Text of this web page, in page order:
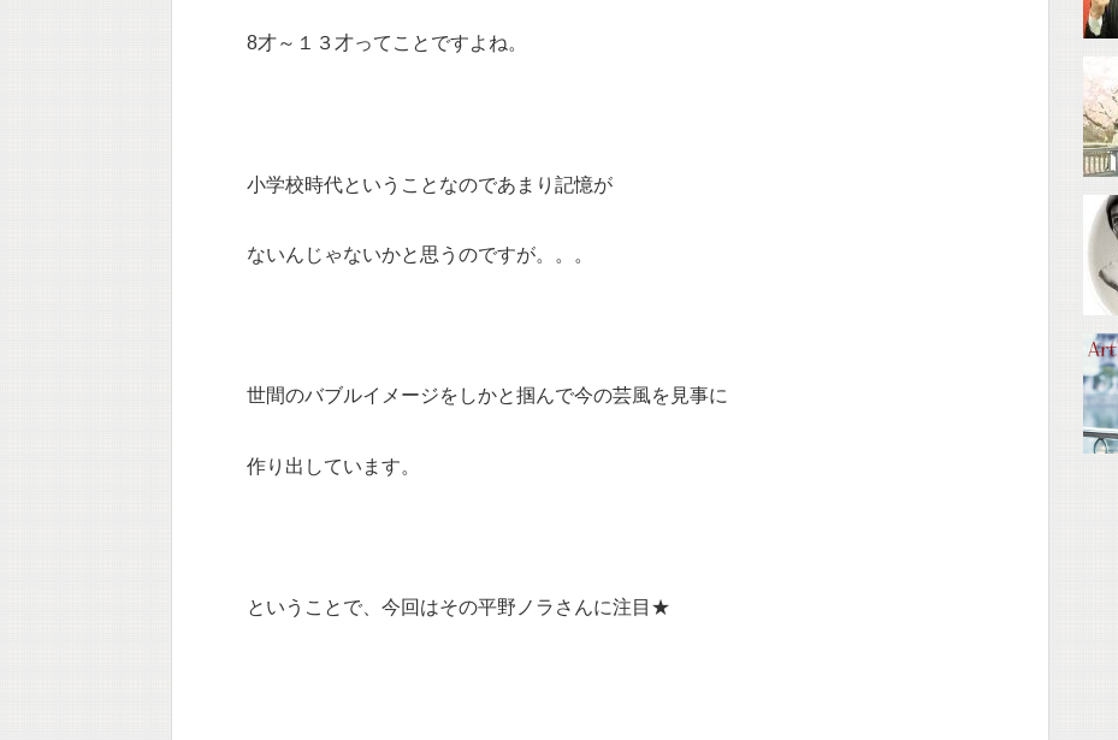
8才～１３才ってことですよね。
小学校時代ということなのであまり記憶が
ないんじゃないかと思うのですが。。。
世間のバブルイメージをしかと掴んで今の芸風を見事に
作り出しています。
ということで、今回はその平野ノラさんに注目★